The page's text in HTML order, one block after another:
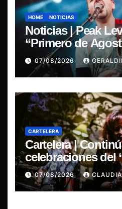
HOME NOTICIAS
Noticias | Peak
“Primero de
sonoro por el
07/08/2026
CARTELERA
Cartelera |
celebraciones del
Blues”, La Rox se
sábado en
07/08/2026